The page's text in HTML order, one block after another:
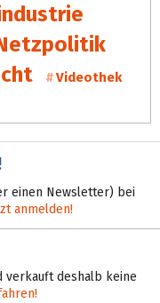
Videothek
einen Newsletter) bei
anmelden!
verkauft deshalb keine